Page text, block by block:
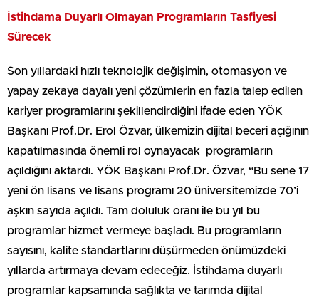
İstihdama Duyarlı Olmayan Programların Tasfiyesi
Sürecek
Son yıllardaki hızlı teknolojik değişimin, otomasyon ve
yapay zekaya dayalı yeni çözümlerin en fazla talep edilen
kariyer programlarını şekillendirdiğini ifade eden YÖK
Başkanı Prof.Dr. Erol Özvar, ülkemizin dijital beceri açığının
kapatılmasında önemli rol oynayacak programların
açıldığını aktardı. YÖK Başkanı Prof.Dr. Özvar, “Bu sene 17
yeni ön lisans ve lisans programı 20 üniversitemizde 70’i
aşkın sayıda açıldı. Tam doluluk oranı ile bu yıl bu
programlar hizmet vermeye başladı. Bu programların
sayısını, kalite standartlarını düşürmeden önümüzdeki
yıllarda artırmaya devam edeceğiz. İstihdama duyarlı
programlar kapsamında sağlıkta ve tarımda dijital